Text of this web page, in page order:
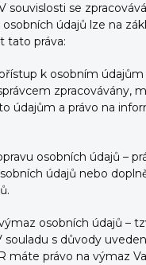
se
údajů lze na
tato práva:
k osobním údajům
zpracovávány,
údajům a právo na
osobních údajů –
údajů nebo
osobních údajů –
souladu s důvody
máte právo na výmaz